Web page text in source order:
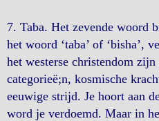
7. Taba. Het zevende woord
het woord ‘taba’ of ‘bisha’,
het westerse christendom
categorieë;n, kosmische
eeuwige strijd. Je hoort aan
word je verdoemd. Maar in